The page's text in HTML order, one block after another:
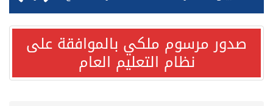
مصدر مسؤول بالهيئة العامة للنقل: استهداف السفينة السعودية NCC MASA خلال إبحارها في البحر الأحمر نتج عنه إصابة طفيفة في بدنها صدور مرسوم ملكي بالموافقة على
نظام التعليم العام